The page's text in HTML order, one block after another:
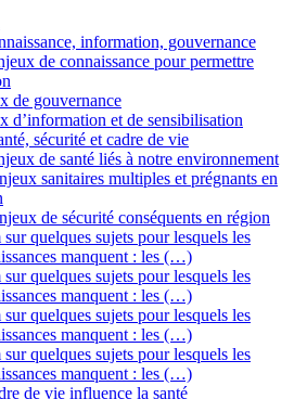
information, gouvernance
de connaissance pour permettre
de gouvernance
d’information et de sensibilisation
sécurité et cadre de vie
de santé liés à notre environnement
sanitaires multiples et prégnants en
de sécurité conséquents en région
quelques sujets pour lesquels les
manquent : les (…)
quelques sujets pour lesquels les
manquent : les (…)
quelques sujets pour lesquels les
manquent : les (…)
quelques sujets pour lesquels les
manquent : les (…)
de vie influence la santé